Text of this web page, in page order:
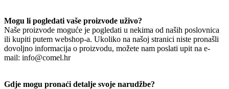
Mogu li pogledati vaše proizvode uživo?
Naše proizvode moguće je pogledati u nekima od naših poslovnica
ili kupiti putem webshop-a. Ukoliko na našoj stranici niste pronašli
dovoljno informacija o proizvodu, možete nam poslati upit na e-
mail: info@comel.hr
Gdje mogu pronaći detalje svoje narudžbe?